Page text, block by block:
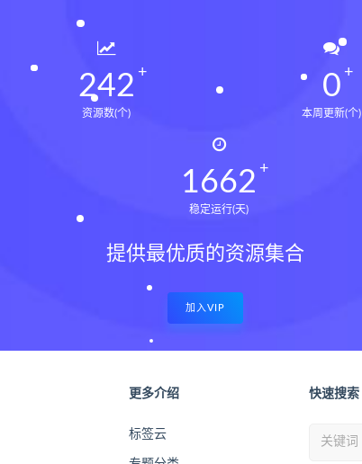
243
资源数(个)
0
本周更新(个)
1673
稳定运行(天)
提供最优质的资源集合
加入VIP
更多介绍
标签云
快速搜索